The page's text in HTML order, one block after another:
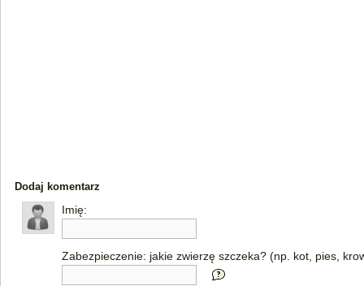
Dodaj komentarz
Imię:
Zabezpieczenie: jakie zwierzę szczeka? (np. kot, pies,